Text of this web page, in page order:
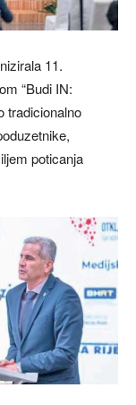
11.
“Budi IN:
tradicionalno
poticanja